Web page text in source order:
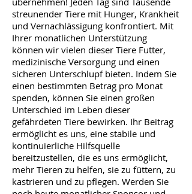
streunender Tiere mit Hunger, Krankheit
und Vernachlässigung konfrontiert. Mit
Ihrer monatlichen Unterstützung
können wir vielen dieser Tiere Futter,
medizinische Versorgung und einen
sicheren Unterschlupf bieten. Indem Sie
einen bestimmten Betrag pro Monat
spenden, können Sie einen großen
Unterschied im Leben dieser
gefährdeten Tiere bewirken. Ihr Beitrag
ermöglicht es uns, eine stabile und
kontinuierliche Hilfsquelle
bereitzustellen, die es uns ermöglicht,
mehr Tieren zu helfen, sie zu füttern, zu
kastrieren und zu pflegen. Werden Sie